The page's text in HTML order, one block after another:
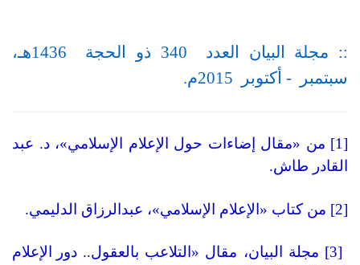
:: مجلة البيان العدد 340 ذو الحجة 1436هـ،
سبتمبر - أكتوبر 2015م.
[1] من «مقال إضاءات حول الإعلام الإسلامي»، د. عبد
القادر طاش.
[2] من كتاب «الإعلام الإسلامي»، عبدالرزاق الدليمي.
[3] مجلة البيان، مقال « التلاعب بالعقول.. دور الإعلام